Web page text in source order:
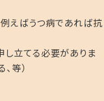
えばうつ病であれば抗
し立てる必要がありま
等）